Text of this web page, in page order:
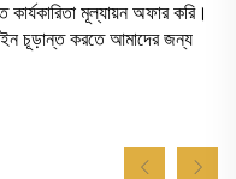
মূল্যায়ন অফার করি।
চূড়ান্ত করতে আমাদের জন্য